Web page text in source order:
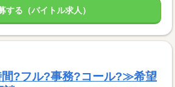
する（バイトル求人）
?フル?事務?コール?≫希望